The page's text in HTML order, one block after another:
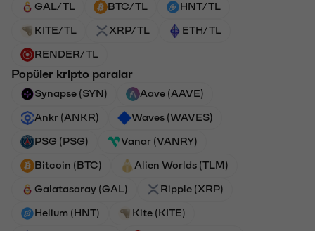
GAL/TL BTC/TL HNT/TL
KITE/TL XRP/TL ETH/TL
RENDER/TL
Popüler kripto paralar
Synapse (SYN) Aave (AAVE)
Ankr (ANKR) Waves (WAVES)
PSG (PSG) Vanar (VANRY)
Bitcoin (BTC) Alien Worlds (TLM)
Galatasaray (GAL) Ripple (XRP)
Helium (HNT) Kite (KITE)